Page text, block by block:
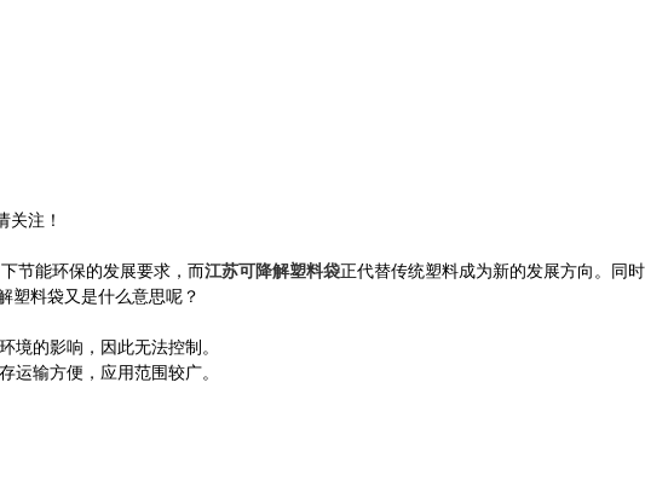
注！
节能环保的发展要求，而江苏可降解塑料袋正代替传统塑料成为新的发展方向。同时
塑料袋又是什么意思呢？
的影响，因此无法控制。
输方便，应用范围较广。